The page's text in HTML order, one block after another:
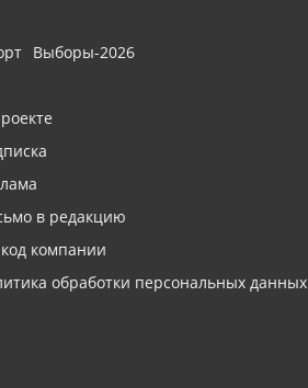
Выборы-2026
в редакцию
код компании
обработки персональных данных